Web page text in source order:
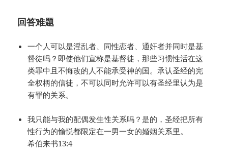
回答难题
一个人可以是淫乱者、同性恋者、通奸者并同时是基
督徒吗？即使他们宣称是基督徒，那些习惯性活在这
类罪中且不悔改的人不能承受神的国。承认圣经的完
全权柄的信徒，不可以同时允许可以有圣经里认为是
有罪的关系。
我只能与我的配偶发生性关系吗？是的，圣经把所有
性行为的愉悦都限定在一男一女的婚姻关系里。
希伯来书13:4